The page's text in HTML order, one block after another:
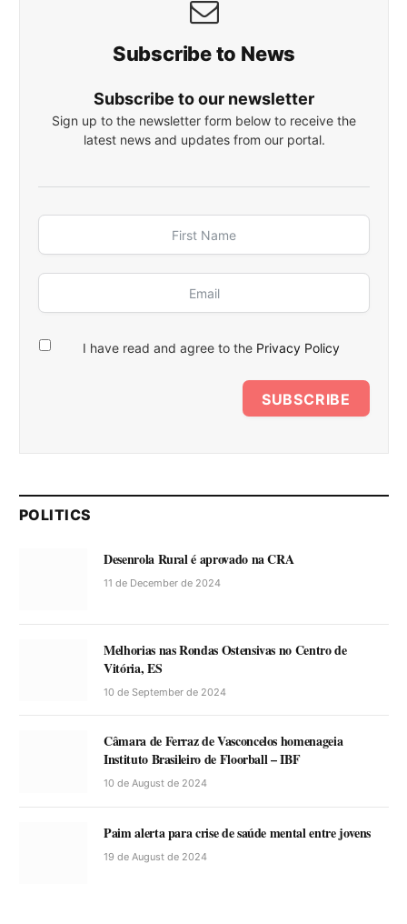
Subscribe to News
Subscribe to our newsletter
Sign up to the newsletter form below to receive the
latest news and updates from our portal.
I have read and agree to the Privacy Policy
SUBSCRIBE
POLITICS
Desenrola Rural é aprovado na CRA
11 de December de 2024
Melhorias nas Rondas Ostensivas no Centro de
Vitória, ES
10 de September de 2024
Câmara de Ferraz de Vasconcelos homenageia
Instituto Brasileiro de Floorball – IBF
10 de August de 2024
Paim alerta para crise de saúde mental entre jovens
19 de August de 2024